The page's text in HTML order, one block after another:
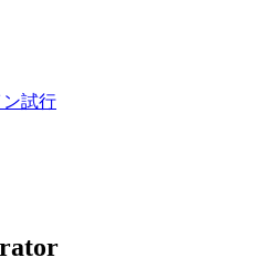
ン試行